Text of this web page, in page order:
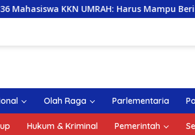
UMRAH: Harus Mampu Beri Solusi dan
Olah Raga Parlementaria
Hukum & Kriminal Pemerintah